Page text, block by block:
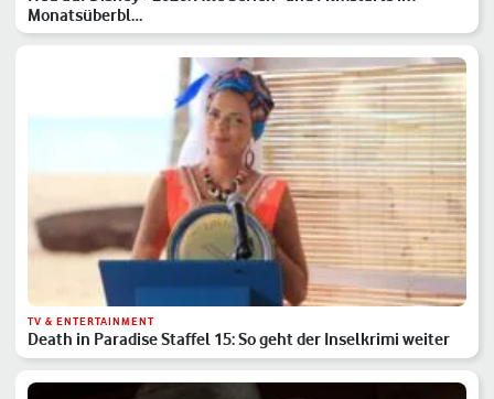
Monatsüberbl…
TV & ENTERTAINMENT
Death in Paradise Staffel 15: So geht der Inselkrimi weiter